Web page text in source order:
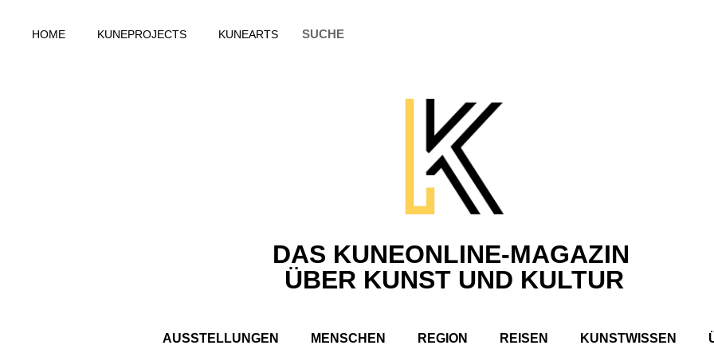
HOME KUNEPROJECTS KUNEARTS
DAS KUNEONLINE-MAGAZIN
ÜBER KUNST UND KULTUR
AUSSTELLUNGEN MENSCHEN REGION REISEN KUNSTWISSEN